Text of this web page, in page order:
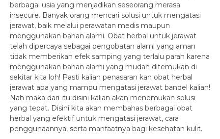
berbagai usia yang menjadikan seseorang merasa
insecure. Banyak orang mencari solusi untuk mengatasi
jerawat, baik melalui perawatan medis maupun
menggunakan bahan alami. Obat herbal untuk jerawat
telah dipercaya sebagai pengobatan alami yang aman
tidak memberikan efek samping yang terlalu parah karena
menggunakan bahan alami yang mudah ditemukan di
sekitar kita loh! Pasti kalian penasaran kan obat herbal
jerawat apa yang mampu mengatasi jerawat bandel kalian!
Nah maka dari itu disini kalian akan menemukan solusi
yang tepat. Disini kita akan membahas berbagai obat
herbal yang efektif untuk mengatasi jerawat, cara
penggunaannya, serta manfaatnya bagi kesehatan kulit.